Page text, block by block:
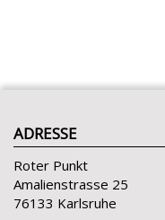
ADRESSE
Roter Punkt
Amalienstrasse 25
76133 Karlsruhe